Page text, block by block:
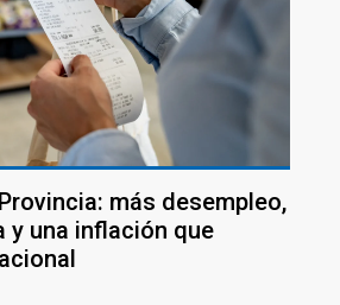
más desempleo,
y una inflación que